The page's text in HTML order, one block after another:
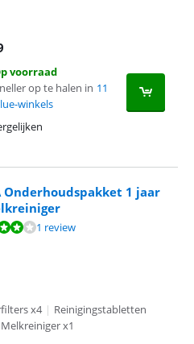
voorraad
op te halen in 11
winkels
Onderhoudspakket 1 jaar
op 1 review.
1 review
x4 | Reinigingstabletten
Melkreiniger x1